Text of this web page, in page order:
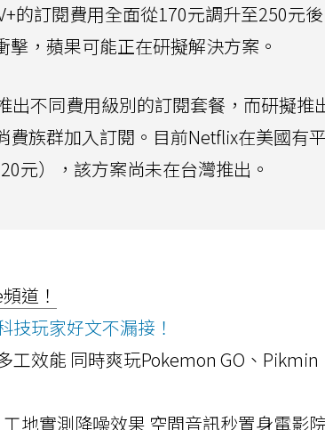
的訂閱費用全面從170元調升至250元
，蘋果可能正在研擬解決方案。
出不同費用級別的訂閱套餐，而研擬推
族群加入訂閱。目前Netflix在美國有
元），該方案尚未在台灣推出。
道！
技玩家好文不漏接！
工效能 同時爽玩Pokemon GO、Pikmin
工地實測降噪效果 空間音訊秒置身電影